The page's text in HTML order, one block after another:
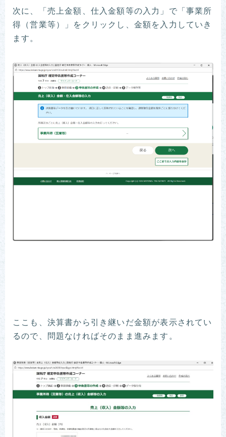
次に、「売上金額、仕入金額等の入力」で「事業所
得（営業等）」をクリックし、金額を入力していき
ます。
ここも、決算書から引き継いだ金額が表示されてい
るので、問題なければそのまま進みます。